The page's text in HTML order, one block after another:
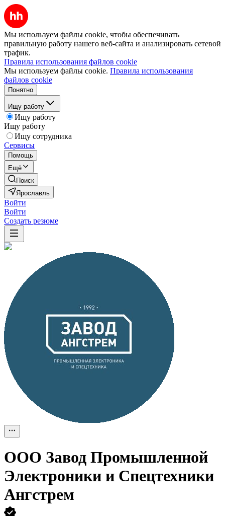
Мы используем файлы cookie, чтобы обеспечивать
правильную работу нашего веб-сайта и анализировать сетевой
трафик.
Правила использования файлов cookie
Мы используем файлы cookie. Правила использования
файлов cookie
Понятно
Ищу работу
Ищу работу
Ищу работу
Ищу сотрудника
Сервисы
Помощь
Ещё
Поиск
Ярославль
Войти
Войти
Создать резюме
ООО Завод Промышленной
Электроники и Спецтехники
Ангстрем